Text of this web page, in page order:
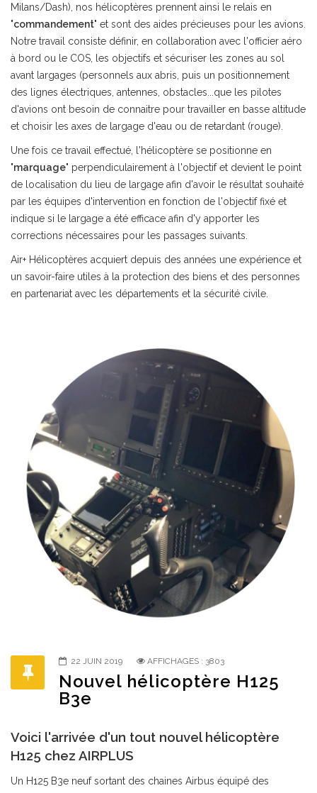
Milans/Dash), nos hélicoptères prennent ainsi le relais en
"commandement" et sont des aides précieuses pour les avions.
Notre travail consiste définir, en collaboration avec l'officier aéro
à bord ou le COS, les objectifs et sécuriser les zones au sol
avant largages (personnels aux abris, puis un positionnement
des lignes électriques, antennes, obstacles...que les pilotes
d'avions ont besoin de connaitre pour travailler en basse altitude
et choisir les axes de largage d'eau ou de retardant (rouge).
Une fois ce travail effectué, l'hélicoptère se positionne en
"marquage" perpendiculairement à l'objectif et devient le point
de localisation du lieu de largage afin d'avoir le résultat souhaité
par les équipes d'intervention en fonction de l'objectif fixé et
indique si le largage a été efficace afin d'y apporter les
corrections nécessaires pour les passages suivants.
Air+ Hélicoptères acquiert depuis des années une expérience et
un savoir-faire utiles à la protection des biens et des personnes
en partenariat avec les départements et la sécurité civile.
22 JUIN 2019 AFFICHAGES : 3803
Nouvel hélicoptère H125
B3e
Voici l'arrivée d'un tout nouvel hélicoptère
H125 chez AIRPLUS
Un H125 B3e neuf sortant des chaines Airbus équipé des